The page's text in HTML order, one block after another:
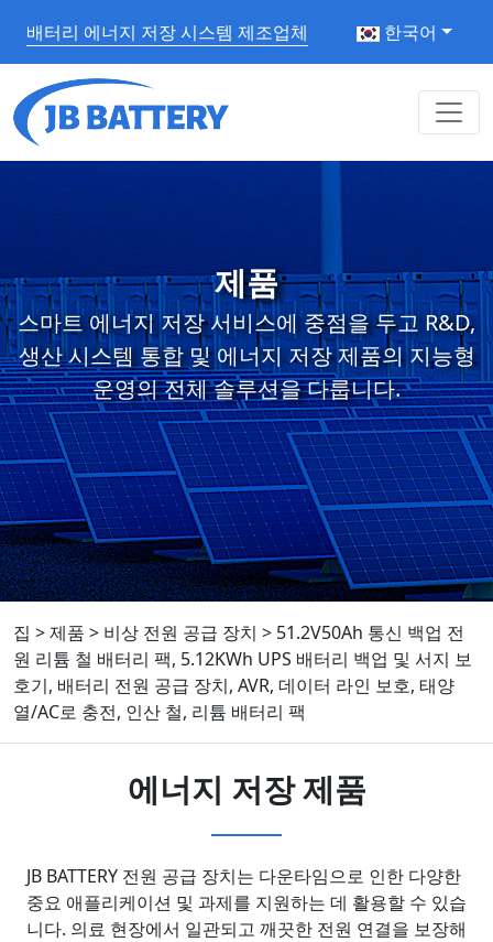
배터리 에너지 저장 시스템 제조업체 한국어
제품
스마트 에너지 저장 서비스에 중점을 두고 R&D,
생산 시스템 통합 및 에너지 저장 제품의 지능형
운영의 전체 솔루션을 다룹니다.
집 >제품 > 비상 전원 공급 장치 > 51.2V50Ah 통신 백업 전
원 리튬 철 배터리 팩, 5.12KWh UPS 배터리 백업 및 서지 보
호기, 배터리 전원 공급 장치, AVR, 데이터 라인 보호, 태양
열/AC로 충전, 인산 철, 리튬 배터리 팩
에너지 저장 제품
JB BATTERY 전원 공급 장치는 다운타임으로 인한 다양한
중요 애플리케이션 및 과제를 지원하는 데 활용할 수 있습
니다. 의료 현장에서 일관되고 깨끗한 전원 연결을 보장해